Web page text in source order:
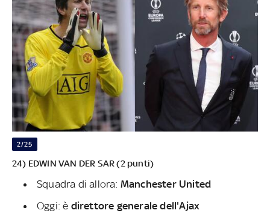
2/25
24) EDWIN VAN DER SAR (2 punti)
Squadra di allora: Manchester United
Oggi: è direttore generale dell'Ajax